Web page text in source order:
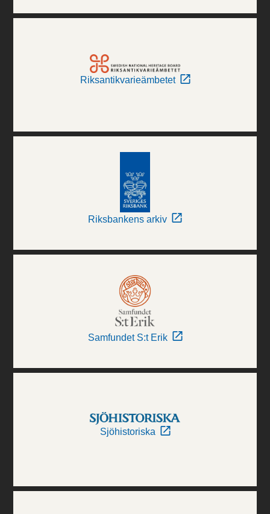
Riksantikvarieämbetet
Riksbankens arkiv
Samfundet S:t Erik
Sjöhistoriska